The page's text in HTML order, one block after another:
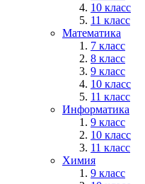
10 класс
11 класс
Математика
7 класс
8 класс
9 класс
10 класс
11 класс
Информатика
9 класс
10 класс
11 класс
Химия
9 класс